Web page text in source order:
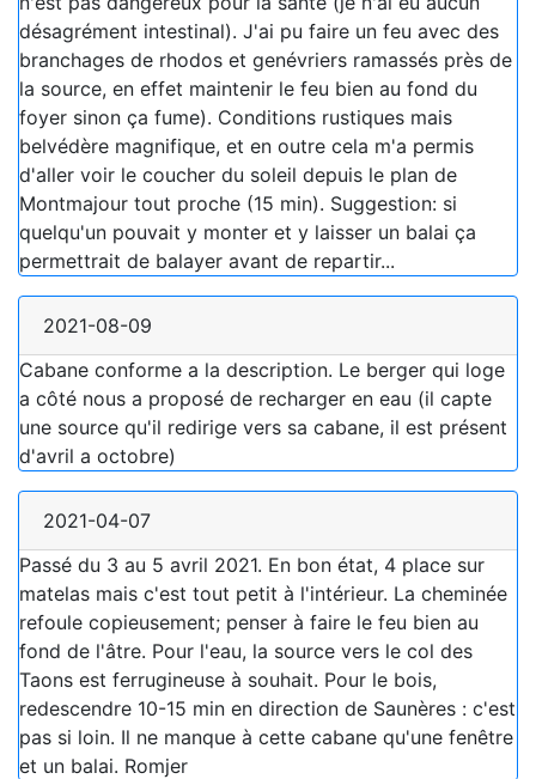
désagrément intestinal). J'ai pu faire un feu avec des
branchages de rhodos et genévriers ramassés près de
la source, en effet maintenir le feu bien au fond du
foyer sinon ça fume). Conditions rustiques mais
belvédère magnifique, et en outre cela m'a permis
d'aller voir le coucher du soleil depuis le plan de
Montmajour tout proche (15 min). Suggestion: si
quelqu'un pouvait y monter et y laisser un balai ça
permettrait de balayer avant de repartir...
2021-08-09
Cabane conforme a la description. Le berger qui loge
a côté nous a proposé de recharger en eau (il capte
une source qu'il redirige vers sa cabane, il est présent
d'avril a octobre)
2021-04-07
Passé du 3 au 5 avril 2021. En bon état, 4 place sur
matelas mais c'est tout petit à l'intérieur. La cheminée
refoule copieusement; penser à faire le feu bien au
fond de l'âtre. Pour l'eau, la source vers le col des
Taons est ferrugineuse à souhait. Pour le bois,
redescendre 10-15 min en direction de Saunères : c'est
pas si loin. Il ne manque à cette cabane qu'une fenêtre
et un balai. Romjer